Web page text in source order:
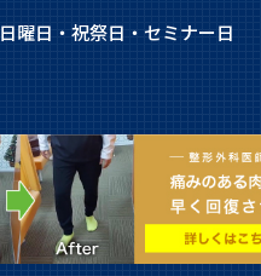
日曜日・祝祭日・セミナー日